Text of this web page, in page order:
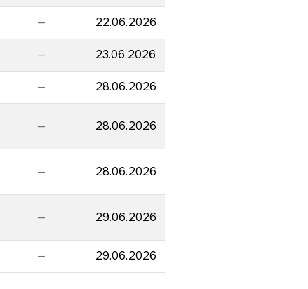
— 22.06.2026
— 23.06.2026
— 28.06.2026
— 28.06.2026
— 28.06.2026
— 29.06.2026
— 29.06.2026